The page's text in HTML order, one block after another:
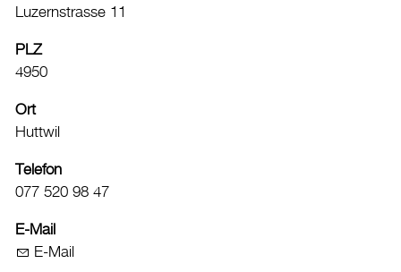
Login
Luzernstrasse 11
PLZ
4950
Ort
Huttwil
Telefon
077 520 98 47
E-Mail
E-Mail